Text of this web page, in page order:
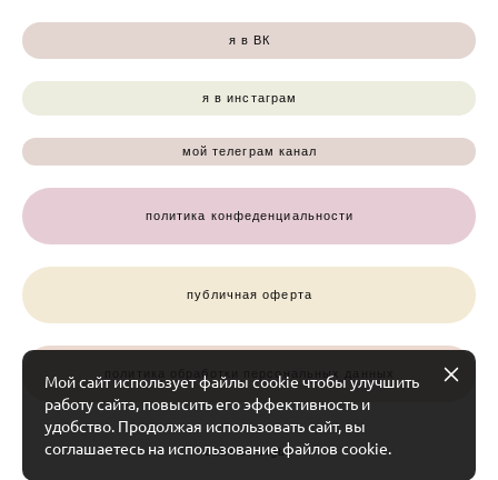
я в ВК
я в инстаграм
мой телеграм канал
политика конфеденциальности
публичная оферта
политика обработки персональных данных
сайт от vigbo
Мой сайт использует файлы cookie чтобы улучшить
работу сайта, повысить его эффективность и
удобство. Продолжая использовать сайт, вы
соглашаетесь на использование файлов cookie.